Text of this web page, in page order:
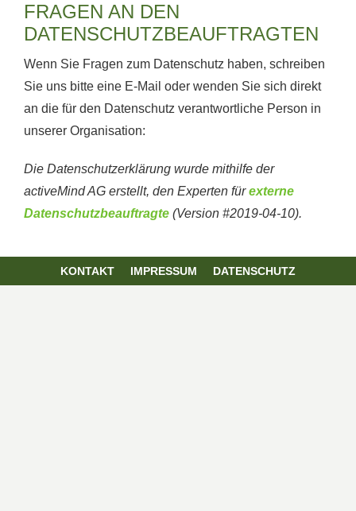
FRAGEN AN DEN
DATENSCHUTZBEAUFTRAGTEN
Wenn Sie Fragen zum Datenschutz haben, schreiben
Sie uns bitte eine E-Mail oder wenden Sie sich direkt
an die für den Datenschutz verantwortliche Person in
unserer Organisation:
Die Datenschutzerklärung wurde mithilfe der
activeMind AG erstellt, den Experten fürexterne
Datenschutzbeauftragte (Version #2019-04-10).
KONTAKT IMPRESSUM DATENSCHUTZ